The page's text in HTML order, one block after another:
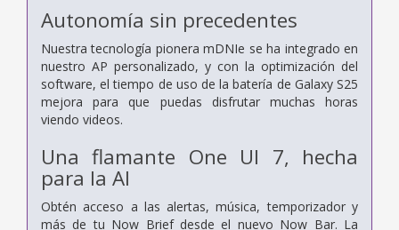
Autonomía sin precedentes
Nuestra tecnología pionera mDNIe se ha integrado en
nuestro AP personalizado, y con la optimización del
software, el tiempo de uso de la batería de Galaxy S25
mejora para que puedas disfrutar muchas horas
viendo videos.
Una flamante One UI 7, hecha
para la AI
Obtén acceso a las alertas, música, temporizador y
más de tu Now Brief desde el nuevo Now Bar. La